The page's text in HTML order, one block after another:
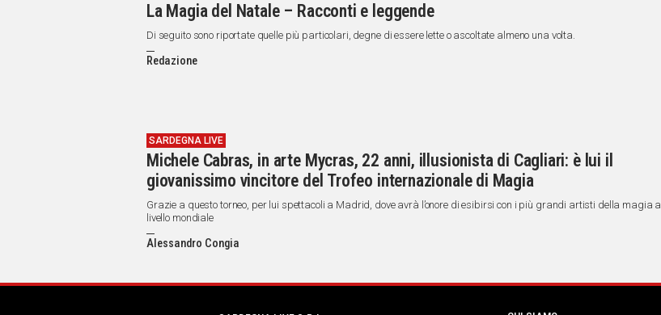
La Magia del Natale – Racconti e leggende
Di seguito sono riportate quelle più particolari, degne di essere lette o ascoltate almeno una volta.
Redazione
SARDEGNA LIVE
Michele Cabras, in arte Mycras, 22 anni, illusionista di Cagliari: è lui il
giovanissimo vincitore del Trofeo internazionale di Magia
Grazie a questo torneo, per lui spettacoli a Madrid, dove avrà l’onore di esibirsi con i più grandi artisti della magia a
livello mondiale
Alessandro Congia